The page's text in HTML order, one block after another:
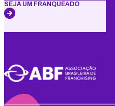
SEJA UM FRANQUEADO